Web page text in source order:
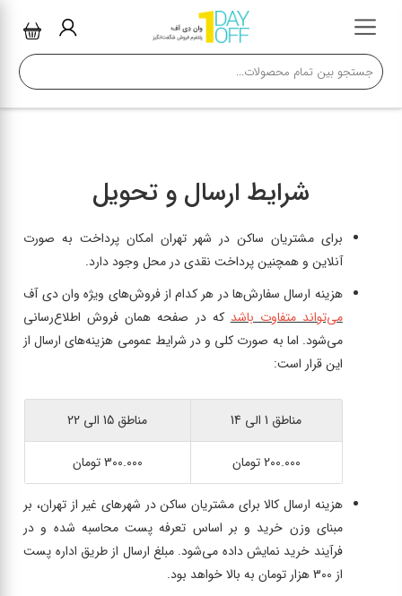
شرایط ارسال و تحویل
برای مشتریان ساکن در شهر تهران امکان پرداخت به صورت
آنلاین و همچنین پرداخت نقدی در محل وجود دارد.
هزینه ارسال سفارش‌ها در هر کدام از فروش‌های ویژه وان دی آف
می‌تواند متفاوت باشدکه در صفحه همان فروش اطلاع‌رسانی
می‌شود. اما به صورت کلی و در شرایط عمومی هزینه‌های ارسال از
این قرار است:
مناطق 1 الی 14 مناطق 15 الی 22
200.000 تومان 300.000 تومان
هزینه ارسال کالا برای مشتریان ساکن در شهرهای غیر از تهران، بر
مبنای وزن خرید و بر اساس تعرفه پست محاسبه شده و در
فرآیند خرید نمایش داده می‌شود. مبلغ ارسال از طریق اداره پست
از 300 هزار تومان به بالا خواهد بود.